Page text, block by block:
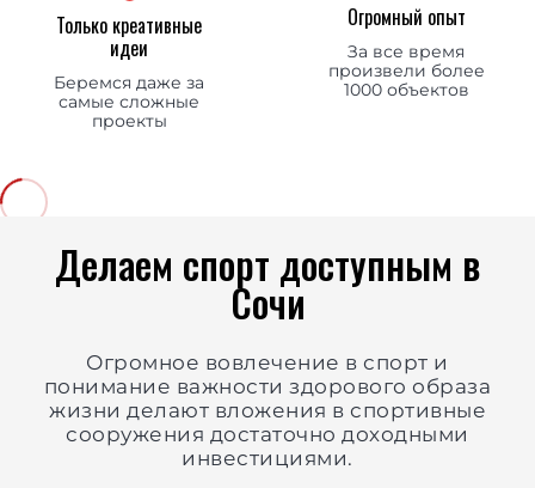
Только креативные
идеи
Беремся даже за
самые сложные
проекты
Огромный опыт
За все время
произвели более
1000 объектов
Делаем спорт доступным в
Сочи
Огромное вовлечение в спорт и
понимание важности здорового образа
жизни делают вложения в спортивные
сооружения достаточно доходными
инвестициями.